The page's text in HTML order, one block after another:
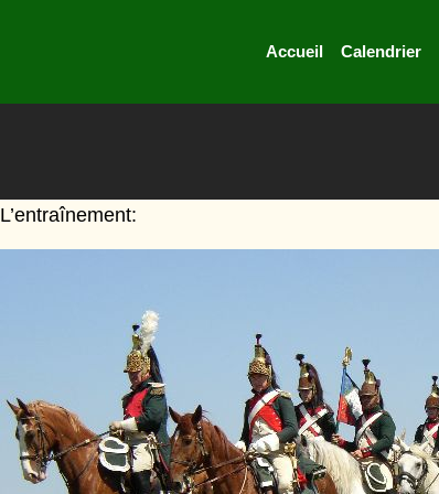
Accueil Calendrier
L’entraînement: